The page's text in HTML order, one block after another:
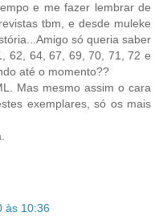
e me fazer lembrar de
tbm, e desde muleke
só queria saber
62, 64, 67, 69, 70, 71, 72 e
até o momento??
Mas mesmo assim o cara
exemplares, só os mais
às 10:36